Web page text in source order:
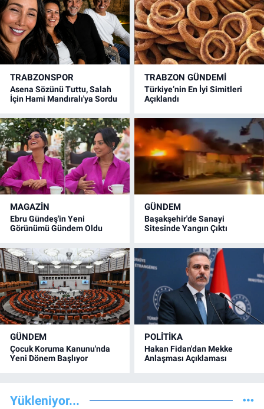
TRABZONSPOR
Asena Sözünü Tuttu, Salah
İçin Hami Mandıralı'ya Sordu
TRABZON GÜNDEMİ
Türkiye’nin En İyi Simitleri
Açıklandı
MAGAZİN
Ebru Gündeş'in Yeni
Görünümü Gündem Oldu
GÜNDEM
Başakşehir'de Sanayi
Sitesinde Yangın Çıktı
GÜNDEM
Çocuk Koruma Kanunu'nda
Yeni Dönem Başlıyor
POLİTİKA
Hakan Fidan'dan Mekke
Anlaşması Açıklaması
Yükleniyor...